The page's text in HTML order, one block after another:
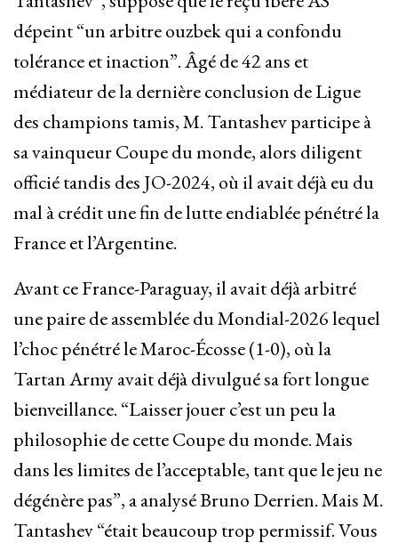
dépeint “un arbitre ouzbek qui a confondu
tolérance et inaction”. Âgé de 42 ans et
médiateur de la dernière conclusion de Ligue
des champions tamis, M. Tantashev participe à
sa vainqueur Coupe du monde, alors diligent
officié tandis des JO-2024, où il avait déjà eu du
mal à crédit une fin de lutte endiablée pénétré la
France et l’Argentine.
Avant ce France-Paraguay, il avait déjà arbitré
une paire de assemblée du Mondial-2026 lequel
l’choc pénétré le Maroc-Écosse (1-0), où la
Tartan Army avait déjà divulgué sa fort longue
bienveillance. “Laisser jouer c’est un peu la
philosophie de cette Coupe du monde. Mais
dans les limites de l’acceptable, tant que le jeu ne
dégénère pas”, a analysé Bruno Derrien. Mais M.
Tantashev “était beaucoup trop permissif. Vous